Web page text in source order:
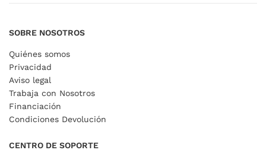
SOBRE NOSOTROS
Quiénes somos
Privacidad
Aviso legal
Trabaja con Nosotros
Financiación
Condiciones Devolución
CENTRO DE SOPORTE